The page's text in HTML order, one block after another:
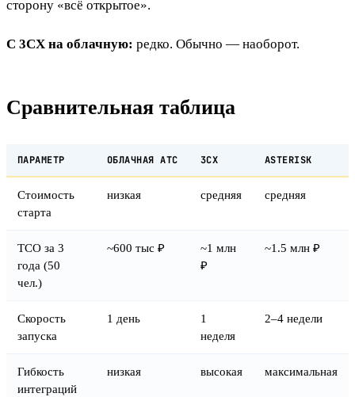
сторону «всё открытое».
С 3CX на облачную: редко. Обычно — наоборот.
Сравнительная таблица
ПАРАМЕТР ОБЛАЧНАЯ АТС 3CX ASTERISK
Стоимость
старта
низкая средняя средняя
TCO за 3
года (50
чел.)
~600 тыс ₽
~1 млн
₽
~1.5 млн ₽
Скорость
запуска
1 день
1
неделя
2–4 недели
Гибкость
интеграций
низкая высокая максимальная